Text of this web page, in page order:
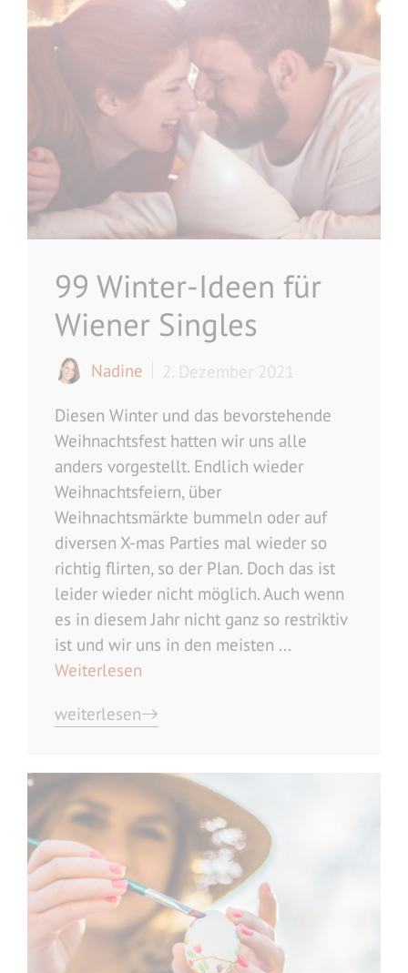
99 Winter-Ideen für
Wiener Singles
Nadine
2. Dezember 2021
Diesen Winter und das bevorstehende
Weihnachtsfest hatten wir uns alle
anders vorgestellt. Endlich wieder
Weihnachtsfeiern, über
Weihnachtsmärkte bummeln oder auf
diversen X-mas Parties mal wieder so
richtig flirten, so der Plan. Doch das ist
leider wieder nicht möglich. Auch wenn
es in diesem Jahr nicht ganz so restriktiv
ist und wir uns in den meisten ...
Weiterlesen
weiterlesen